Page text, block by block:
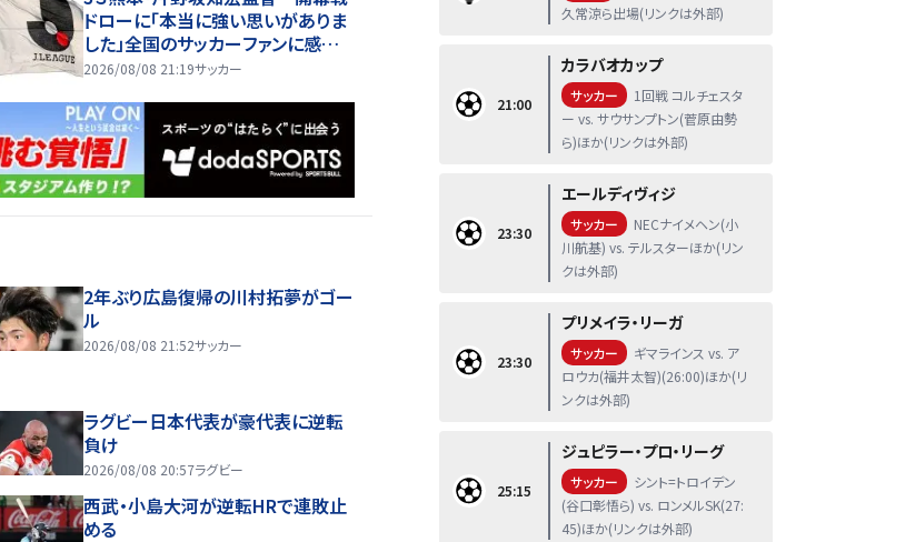
ドローに「本当に強い思いがありま
した」全国のサッカーファンに感
謝…会見コメント
2026/08/08 21:19サッカー
2年ぶり広島復帰の川村拓夢がゴー
ル
2026/08/08 21:52サッカー
ラグビー日本代表が豪代表に逆転
負け
2026/08/08 20:57ラグビー
西武・小島大河が逆転HRで連敗止
める
久常涼ら出場(リンクは外部)
21:00
カラバオカップ
サッカー
1回戦 コルチェスタ
ー vs. サウサンプトン(菅原由勢
ら)ほか(リンクは外部)
23:30
エールディヴィジ
サッカー
NECナイメヘン(小
川航基) vs. テルスターほか(リン
クは外部)
23:30
プリメイラ・リーガ
サッカー
ギマラインス vs. ア
ロウカ(福井太智)(26:00)ほか(リ
ンクは外部)
25:15
ジュピラー・プロ・リーグ
サッカー
シント=トロイデン
(谷口彰悟ら) vs. ロンメルSK(27:
45)ほか(リンクは外部)